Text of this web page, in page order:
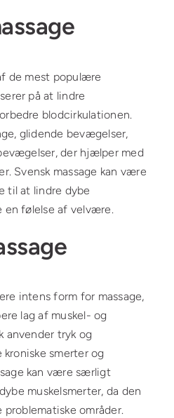
de mest populære
på at lindre
blodcirkulationen.
glidende bevægelser,
der hjælper med
Svensk massage kan være
til at lindre dybe
en følelse af velvære.
intens form for massage,
lag af muskel- og
anvender tryk og
smerter og
kan være særligt
muskelsmerter, da den
områder.